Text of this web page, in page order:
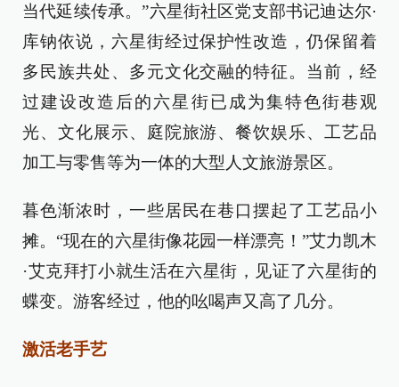
当代延续传承。”六星街社区党支部书记迪达尔·
库钠依说，六星街经过保护性改造，仍保留着
多民族共处、多元文化交融的特征。当前，经
过建设改造后的六星街已成为集特色街巷观
光、文化展示、庭院旅游、餐饮娱乐、工艺品
加工与零售等为一体的大型人文旅游景区。
暮色渐浓时，一些居民在巷口摆起了工艺品小
摊。“现在的六星街像花园一样漂亮！”艾力凯木
·艾克拜打小就生活在六星街，见证了六星街的
蝶变。游客经过，他的吆喝声又高了几分。
激活老手艺